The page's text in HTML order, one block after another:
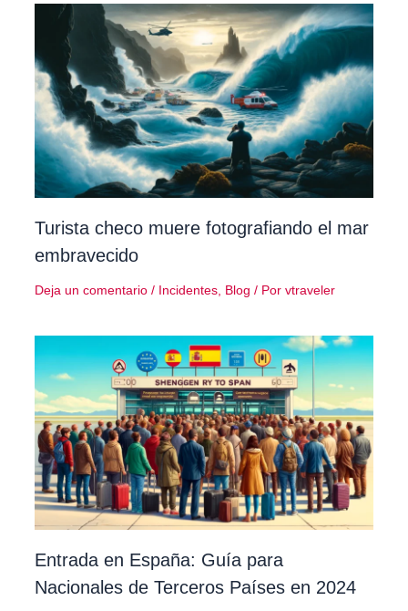
Turista checo muere fotografiando el mar
embravecido
Deja un comentario / Incidentes Blog / Por vtraveler
Entrada en España: Guía para
Nacionales de Terceros Países en 2024